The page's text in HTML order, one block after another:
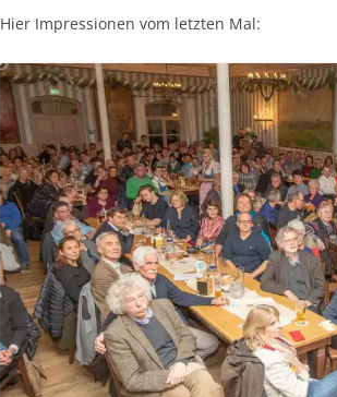
Hier Impressionen vom letzten Mal: